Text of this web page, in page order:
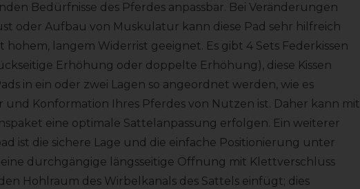
Bedürfnisse des Pferdes anpassbar. Bei Veränderungen
oder Aufbau von Muskulatur kann diese Pad sehr hilfreich
hohem, langem Widerrist geeignet. Es gibt 4 Sets Federkissen
Erhöhung oder doppelte Erhöhung), diese Kissen
in ein oder zwei Lagen so angeordnet werden, wie es
Konformation Ihres Pferdes von Nutzen ist. Daher kann mit
eine optimale Sattelanpassung erfolgen. Ein weiterer
ist die sichere Lage und die einfache Positionierung unter
durchgängige längsseitige Öffnung mit Klettverschluss
Hohlraum des Wirbelkanals des Sattels einfügt; dies